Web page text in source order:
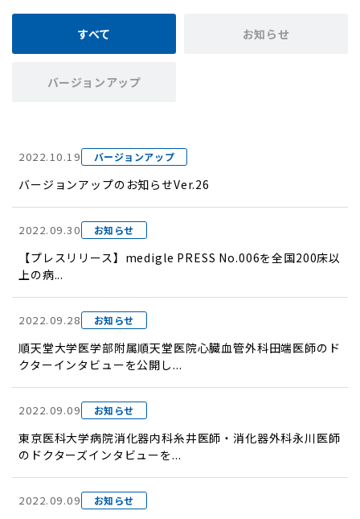
すべて お知らせ
バージョンアップ
2022.10.19 バージョンアップ
バージョンアップのお知らせVer.26
2022.09.30 お知らせ
【プレスリリース】medigle PRESS No.006を全国200床以
上の病...
2022.09.28 お知らせ
順天堂大学医学部附属順天堂医院心臓血管外科田端医師のド
クターインタビューを公開し...
2022.09.09 お知らせ
東京医科大学病院消化器内科糸井医師・消化器外科永川医師
のドクターズインタビューを...
2022.09.09 お知らせ